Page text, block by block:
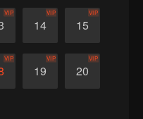
VIP
14
VIP
15
VIP
VIP
19
VIP
20
VIP